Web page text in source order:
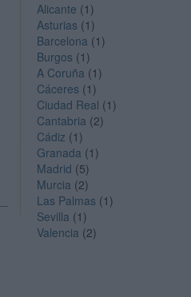
Alicante (1)
Asturias (1)
Barcelona (1)
Burgos (1)
A Coruña (1)
Cáceres (1)
Ciudad Real (1)
Cantabria (2)
Cádiz (1)
Granada (1)
Madrid (5)
Murcia (2)
Las Palmas (1)
Sevilla (1)
Valencia (2)